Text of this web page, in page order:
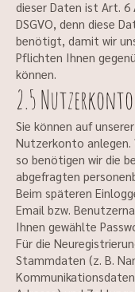
dieser Daten ist Art. 6
DSGVO, denn diese
benötigt, damit wir
Pflichten Ihnen
können.
2.5 Nutzerkonto
Sie können auf
Nutzerkonto anlegen.
so benötigen wir die
abgefragten
Beim späteren
Email bzw.
Ihnen gewählte
Für die
Stammdaten (z. B.